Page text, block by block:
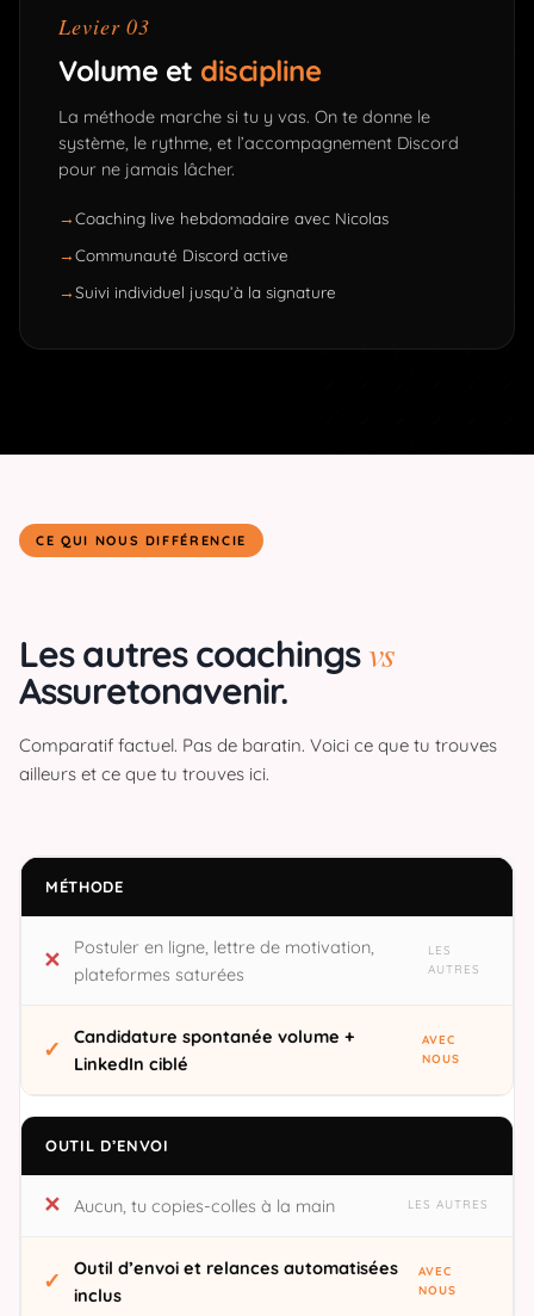
Levier 03
Volume et discipline
La méthode marche si tu y vas. On te donne le
système, le rythme, et l’accompagnement Discord
pour ne jamais lâcher.
Coaching live hebdomadaire avec Nicolas
Communauté Discord active
Suivi individuel jusqu’à la signature
CE QUI NOUS DIFFÉRENCIE
Les autres coachingsvs
Assuretonavenir.
Comparatif factuel. Pas de baratin. Voici ce que tu trouves
ailleurs et ce que tu trouves ici.
MÉTHODE
Postuler en ligne, lettre de motivation,
plateformes saturées
Candidature spontanée volume +
LinkedIn ciblé
OUTIL D’ENVOI
Aucun, tu copies-colles à la main
Outil d’envoi et relances automatisées
inclus